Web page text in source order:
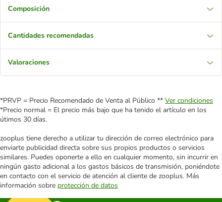
Composición
Cantidades recomendadas
Valoraciones
*PRVP = Precio Recomendado de Venta al Público ** Ver condiciones
*Precio normal = El precio más bajo que ha tenido el artículo en los
útimos 30 días.
zooplus tiene derecho a utilizar tu dirección de correo electrónico para
enviarte publicidad directa sobre sus propios productos o servicios
similares. Puedes oponerte a ello en cualquier momento, sin incurrir en
ningún gasto adicional a los gastos básicos de transmisión, poniéndote
en contacto con el servicio de atención al cliente de zooplus. Más
información sobre protección de datos